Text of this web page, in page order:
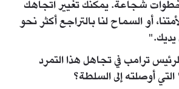
شجاعة. يمكنك تغيير اتجاهك
أو السماح لنا بالتراجع أكثر نحو
يديك."
ترامب في تجاهل هذا التمرد
أوصلته إلى السلطة؟